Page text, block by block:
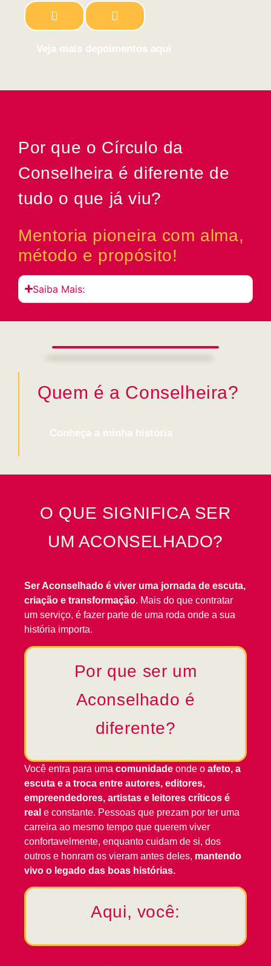
Veja mais depoimentos aqui
Por que o Círculo da
Conselheira é diferente de
tudo o que já viu?
Mentoria pioneira com alma,
método e propósito!
Saiba Mais:
Quem é a Conselheira?
Conheça a minha história
O QUE SIGNIFICA SER
UM ACONSELHADO?
Ser Aconselhado é viver uma jornada de escuta,
criação e transformação. Mais do que contratar
um serviço, é fazer parte de uma roda onde a sua
história importa.
Por que ser um
Aconselhado é
diferente?
Você entra para uma comunidade onde o afeto, a
escuta e a troca entre autores, editores,
empreendedores, artistas e leitores críticos é
real e constante. Pessoas que prezam por ter uma
carreira ao mesmo tempo que querem viver
confortavelmente, enquanto cuidam de si, dos
outros e honram os vieram antes deles, mantendo
vivo o legado das boas histórias.
Aqui, você: